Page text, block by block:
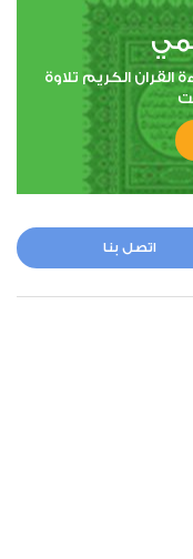
الكريم تلاوة
اتصل بنا